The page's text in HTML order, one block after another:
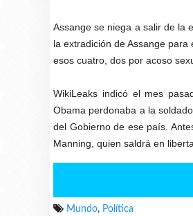
Assange se niega a salir de la
la extradición de Assange
esos cuatro, dos por acoso
WikiLeaks indicó el mes
Obama perdonaba a la
del Gobierno de ese país.
Manning, quien saldrá en
Mundo, Política